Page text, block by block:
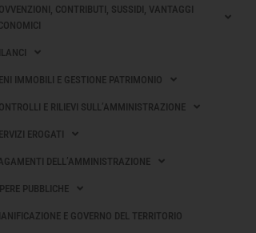
17/07/2018
00:00:00
00:00:00
12/07/2019
00:00:00
31/05/2022
CONTRIBUTI, SUSSIDI, VANTAGGI
IMMOBILI E GESTIONE PATRIMONIO
E RILIEVI SULL’AMMINISTRAZIONE
EROGATI
DELL’AMMINISTRAZIONE
PUBBLICHE
E GOVERNO DEL TERRITORIO